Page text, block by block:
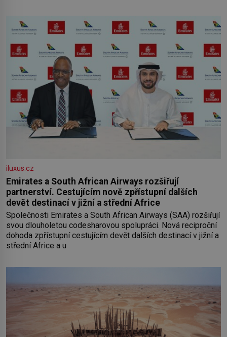
iluxus.cz
Emirates a South African Airways rozšiřují
partnerství. Cestujícím nově zpřístupní dalších
devět destinací v jižní a střední Africe
Společnosti Emirates a South African Airways (SAA) rozšiřují
svou dlouholetou codesharovou spolupráci. Nová reciproční
dohoda zpřístupní cestujícím devět dalších destinací v jižní a
střední Africe a u